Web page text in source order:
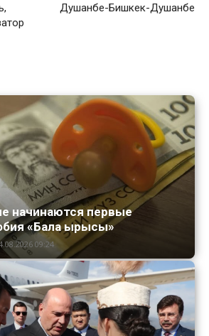
Душанбе-Бишкек-Душанбе
начинаются первые
«Бала ырысы»
09:24